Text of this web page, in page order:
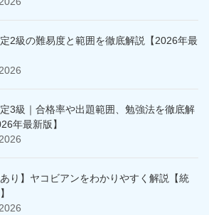
2級の難易度と範囲を徹底解説【2026年最
3級｜合格率や出題範囲、勉強法を徹底解
年最新版】
あり】ヤコビアンをわかりやすく解説【統